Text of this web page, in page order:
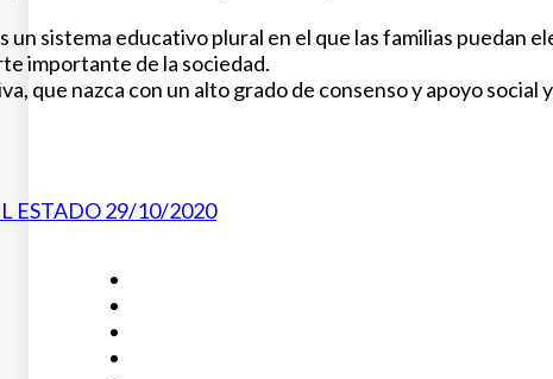
sistema educativo plural en el que las familias
importante de la sociedad.
que nazca con un alto grado de consenso y apoyo
ESTADO 29/10/2020